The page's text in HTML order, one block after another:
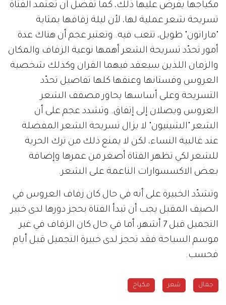
مكياجها يفرض عليها ذلك، كما تفضّل أن تعتمد الفتاة
تسريحة شعر عملية لها، لأن ليلة زفافها بمثابة
"ماراتون" طويل، تتعب فيه. وتعتبر عجم أن هناك عدة
أمور تحدّد تسريحة الشعر أهمها نوعية الزفاف والمكان
والزمان اللذين سيعقد فيهما القران وكذلك شخصية
العروس وفستانها وعنقها كلها تفاصيل تحدّد
التسريحة وعلى أساسها يحاور مصفف الشعر
العروس ويصلان إلى إتفاق. وتشدد عجم على أن
الشعر "الشينيون" لا يزال تسريحة الشعر المفضلة
عند غالبية النساء، لكن لا يمنع ذلك من ترك الحرية
للشعر لكي تظهر الفتاة أصغر من عمرها وإضافة
بعض الاكسسوارات الناعمة على الشعر.
وتشدّد الخبيرة على أنه في حال كان زفاف العروس في
الصيف المقبل يجب أن تبدأ الفتاة بحجز دورها لدى خبير
التجميل قبل 7 أشهر، أما في حال كان الزفاف في غير
موسم السياحة فقد تحجز لدى خبيرة التجميل قبل أيام
فحسب.
جمال شعر مكياج